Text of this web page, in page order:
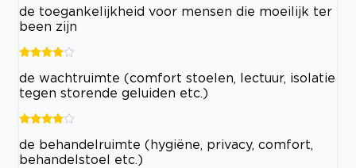
de toegankelijkheid voor mensen die moeilijk ter
been zijn
de wachtruimte (comfort stoelen, lectuur, isolatie
tegen storende geluiden etc.)
de behandelruimte (hygiëne, privacy, comfort,
behandelstoel etc.)